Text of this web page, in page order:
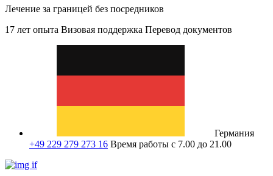
Лечение за границей без посредников
17 лет опыта Визовая поддержка Перевод документов
Германия
+49 229 279 273 16 Время работы с 7.00 до 21.00